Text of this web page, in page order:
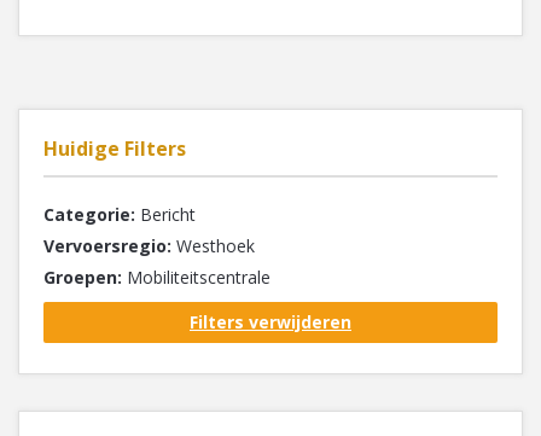
Huidige Filters
Categorie: Bericht
Vervoersregio: Westhoek
Groepen: Mobiliteitscentrale
Filters verwijderen